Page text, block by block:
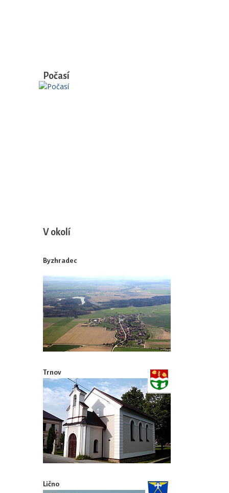
Počasí
V okolí
Byzhradec
Trnov
Lično